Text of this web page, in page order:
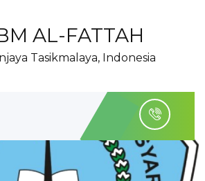
AL-FATTAH
Tasikmalaya, Indonesia